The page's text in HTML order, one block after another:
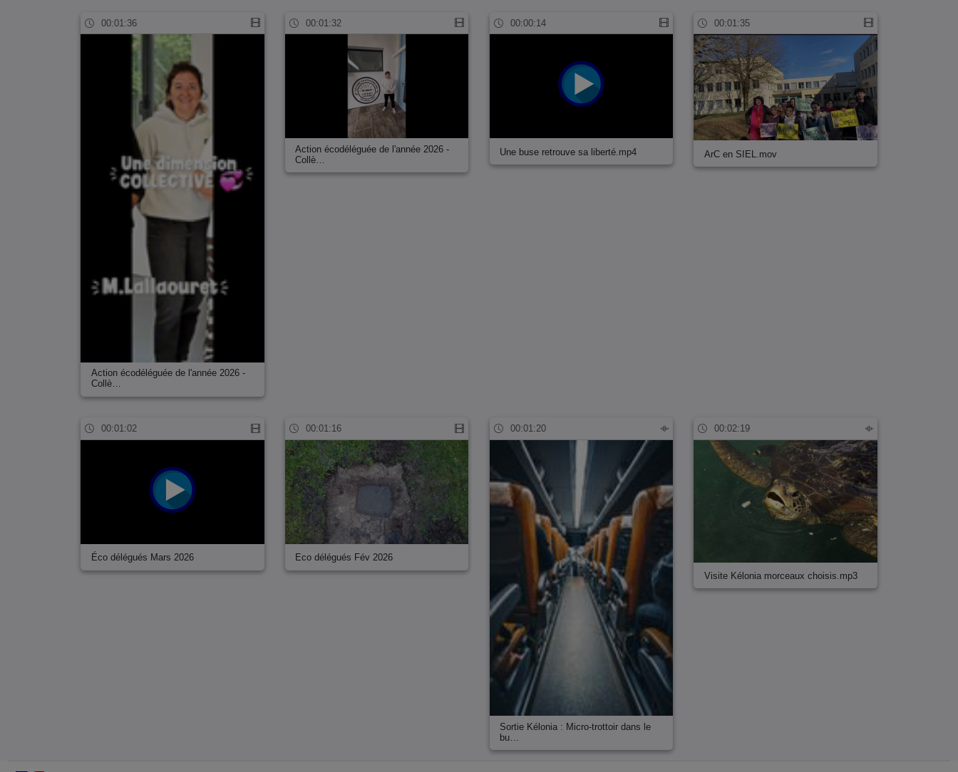
00:01:36
Action écodéléguée de l'année 2026 -
Collè…
00:01:32
Action écodéléguée de l'année 2026 -
Collè…
00:00:14
Une buse retrouve sa liberté.mp4
00:01:35
ArC en SIEL.mov
00:01:02
Éco délégués Mars 2026
00:01:16
Eco délégués Fév 2026
00:01:20
Sortie Kélonia : Micro-trottoir dans le
bu…
00:02:19
Visite Kélonia morceaux choisis.mp3